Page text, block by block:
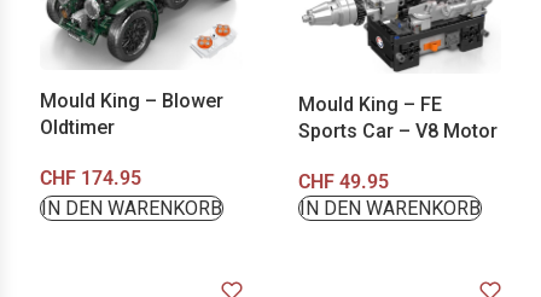
Mould King – Blower
Oldtimer
CHF 174.95
IN DEN WARENKORB
Mould King – FE
Sports Car – V8 Motor
CHF49.95
IN DEN WARENKORB